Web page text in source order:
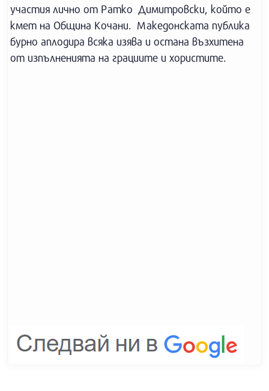
участия лично от Ратко Димитровски, който е
кмет на Община Кочани. Македонската публика
бурно аплодира всяка изява и остана възхитена
от изпълненията на грациите и хористите.